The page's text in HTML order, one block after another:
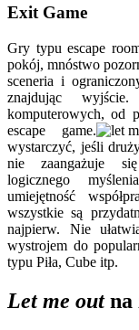
Exit Game
Gry typu escape
pokój, mnóstwo
sceneria i
znajdując
komputerowych, od
escape game.
wystarczyć, jeśli
nie zaangażuje
logicznego
umiejętność
wszystkie są
najpierw. Nie
wystrojem do
typu Piła, Cube itp.
Let me outna